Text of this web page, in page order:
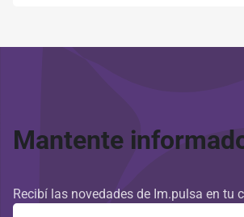
Mantente
Recibí las novedades de Im.pulsa en tu